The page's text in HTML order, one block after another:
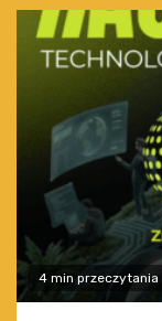
4 min przeczytania